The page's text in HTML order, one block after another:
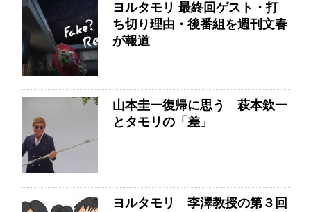
ヨルタモリ 最終回ゲスト・打
ち切り理由・後番組を週刊文春
が報道
山本圭一復帰に思う 萩本欽一
とタモリの「差」
ヨルタモリ 李澤教授の第３回